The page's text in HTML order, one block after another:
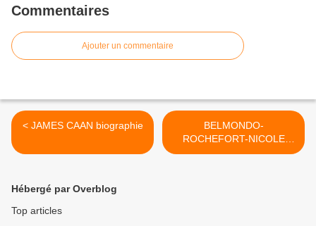
Commentaires
Ajouter un commentaire
< JAMES CAAN biographie
BELMONDO-
ROCHEFORT-NICOLE
GARCIA >
Hébergé par Overblog
Top articles